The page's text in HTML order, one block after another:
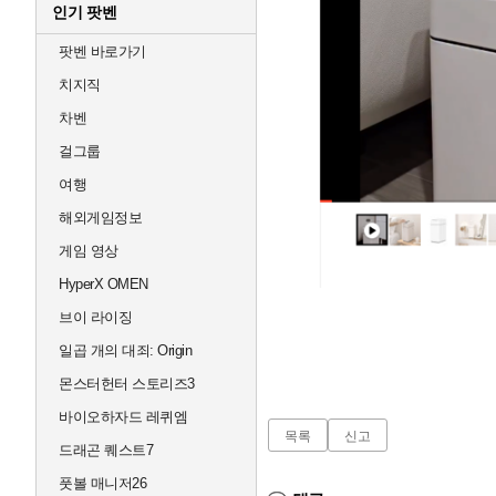
인기 팟벤
팟벤 바로가기
치지직
차벤
걸그룹
여행
해외게임정보
게임 영상
HyperX OMEN
브이 라이징
일곱 개의 대죄: Origin
몬스터헌터 스토리즈3
바이오하자드 레퀴엠
드래곤 퀘스트7
풋볼 매니저26
목록 신고